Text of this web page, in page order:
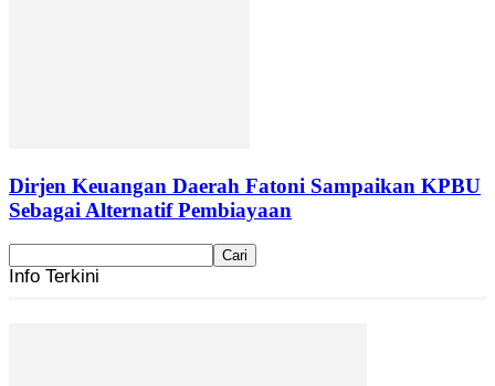
Dirjen Keuangan Daerah Fatoni Sampaikan KPBU
Sebagai Alternatif Pembiayaan
Info Terkini